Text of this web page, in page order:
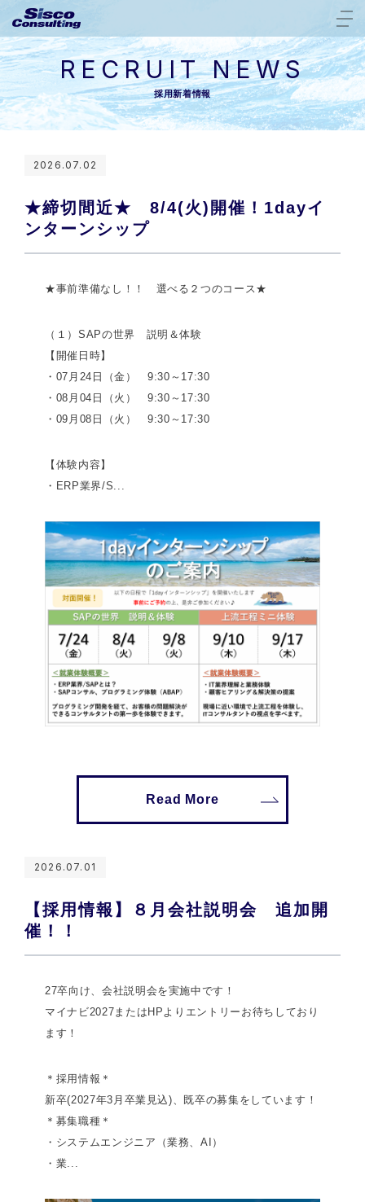
RECRUIT NEWS
採用新着情報
2026.07.02
★締切間近★ 8/4(火)開催！1dayイ
ンターンシップ
★事前準備なし！！ 選べる２つのコース★
（１）SAPの世界 説明＆体験
【開催日時】
・07月24日（金） 9:30～17:30
・08月04日（火） 9:30～17:30
・09月08日（火） 9:30～17:30
【体験内容】
・ERP業界/S...
Read More
2026.07.01
【採用情報】８月会社説明会 追加開
催！！
27卒向け、会社説明会を実施中です！
マイナビ2027またはHPよりエントリーお待ちしており
ます！
＊採用情報＊
新卒(2027年3月卒業見込)、既卒の募集をしています！
＊募集職種＊
・システムエンジニア（業務、AI）
・業...